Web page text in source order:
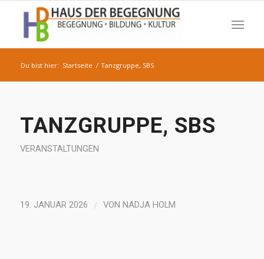
Du bist hier: Startseite / Tanzgruppe, SBS
TANZGRUPPE, SBS
VERANSTALTUNGEN
19. JANUAR 2026 / VON NADJA HOLM